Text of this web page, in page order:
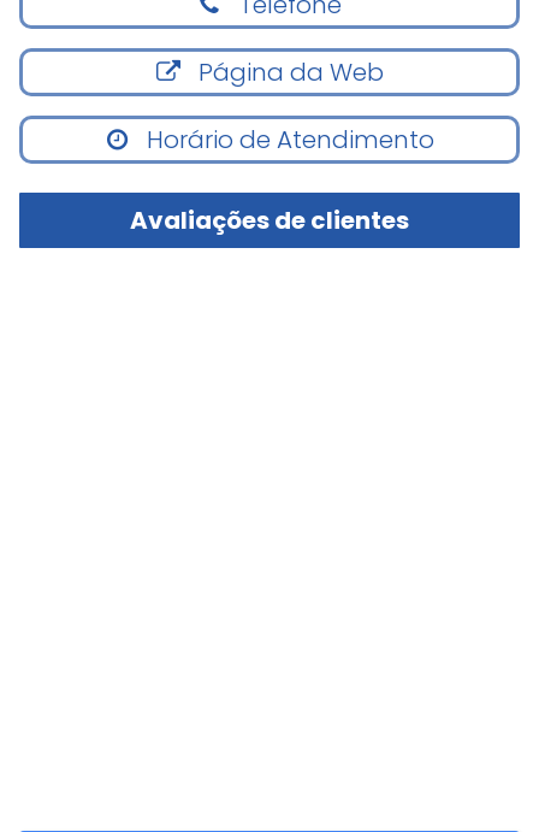
Página da Web
Horário de Atendimento
Avaliações de clientes